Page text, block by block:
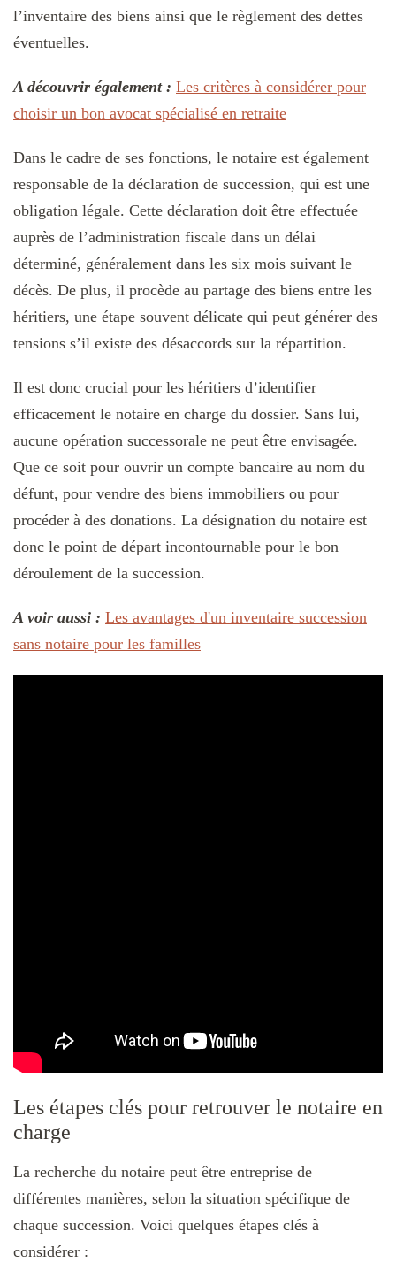
l’inventaire des biens ainsi que le règlement des dettes
éventuelles.
A découvrir également : Les critères à considérer pour
choisir un bon avocat spécialisé en retraite
Dans le cadre de ses fonctions, le notaire est également
responsable de la déclaration de succession, qui est une
obligation légale. Cette déclaration doit être effectuée
auprès de l’administration fiscale dans un délai
déterminé, généralement dans les six mois suivant le
décès. De plus, il procède au partage des biens entre les
héritiers, une étape souvent délicate qui peut générer des
tensions s’il existe des désaccords sur la répartition.
Il est donc crucial pour les héritiers d’identifier
efficacement le notaire en charge du dossier. Sans lui,
aucune opération successorale ne peut être envisagée.
Que ce soit pour ouvrir un compte bancaire au nom du
défunt, pour vendre des biens immobiliers ou pour
procéder à des donations. La désignation du notaire est
donc le point de départ incontournable pour le bon
déroulement de la succession.
A voir aussi : Les avantages d'un inventaire succession
sans notaire pour les familles
Les étapes clés pour retrouver le notaire en
charge
La recherche du notaire peut être entreprise de
différentes manières, selon la situation spécifique de
chaque succession. Voici quelques étapes clés à
considérer :